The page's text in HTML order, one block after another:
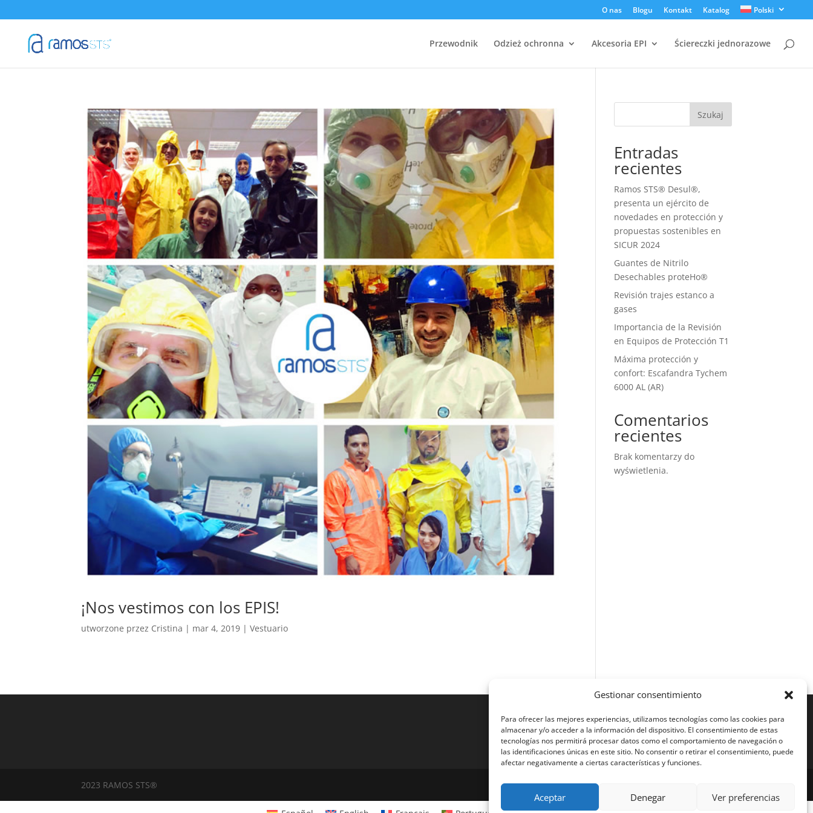
Gestionar consentimiento
Para ofrecer las mejores experiencias, utilizamos tecnologías como las cookies para
almacenar y/o acceder a la información del dispositivo. El consentimiento de estas
tecnologías nos permitirá procesar datos como el comportamiento de navegación o
las identificaciones únicas en este sitio. No consentir o retirar el consentimiento, puede
afectar negativamente a ciertas características y funciones.
Aceptar Denegar Ver preferencias
O nas Blogu Kontakt Katalog Polski
Przewodnik Odzież ochronna Akcesoria EPI Ściereczki jednorazowe
¡Nos vestimos con los EPIS!
utworzone przez Cristina | mar 4, 2019 |Vestuario
Szukaj
Entradas
recientes
Ramos STS® Desul®,
presenta un ejército de
novedades en protección y
propuestas sostenibles en
SICUR 2024
Guantes de Nitrilo
Desechables proteHo®
Revisión trajes estanco a
gases
Importancia de la Revisión
en Equipos de Protección T1
Máxima protección y
confort: Escafandra Tychem
6000 AL (AR)
Comentarios
recientes
Brak komentarzy do
wyświetlenia.
2023 RAMOS STS®